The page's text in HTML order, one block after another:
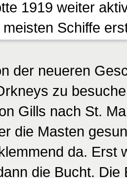
1919 weiter
Schiffe
der neueren
zu
Gills nach St.
die Masten
da. Erst
die Bucht.